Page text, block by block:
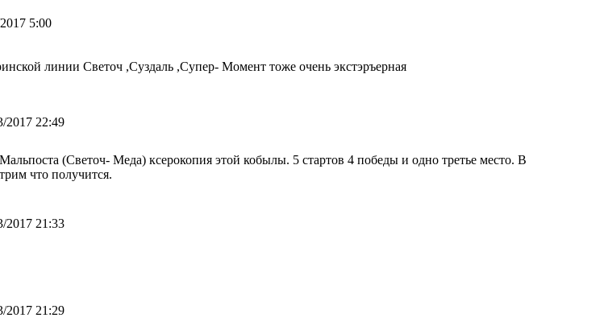
5:00
линии Светоч ,Суздаль ,Супер- Момент тоже очень экстэръерная
2017 22:49
(Светоч- Меда) ксерокопия этой кобылы. 5 стартов 4 победы и одно третье место. В
что получится.
2017 21:33
2017 21:29